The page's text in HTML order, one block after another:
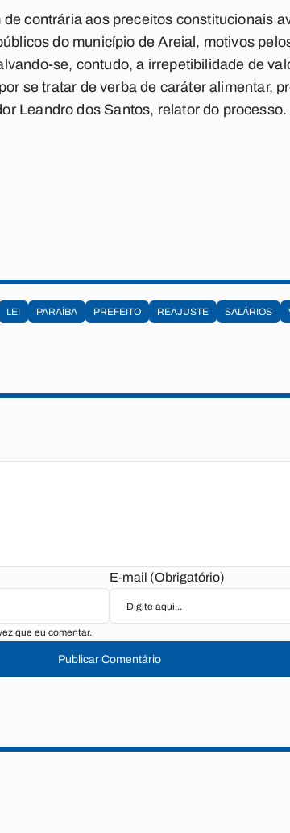
contrária aos preceitos constitucionais
do município de Areial, motivos
se, contudo, a irrepetibilidade de
se tratar de verba de caráter alimentar,
Leandro dos Santos, relator do processo.
LEI PARAÍBA PREFEITO REAJUSTE SALÁRIOS
E-mail (Obrigatório)
que eu comentar.
Publicar Comentário